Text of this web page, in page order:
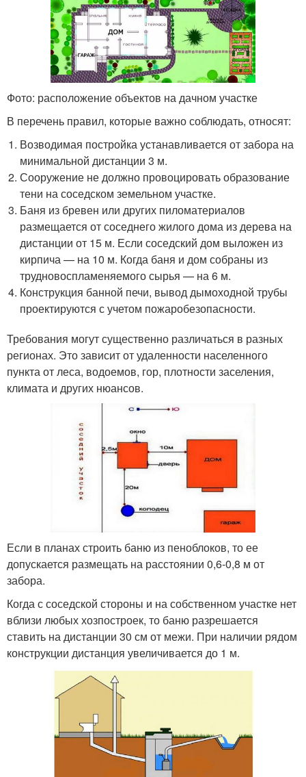
Фото: расположение объектов на дачном участке
В перечень правил, которые важно соблюдать, относят:
Возводимая постройка устанавливается от забора на
минимальной дистанции 3 м.
Сооружение не должно провоцировать образование
тени на соседском земельном участке.
Баня из бревен или других пиломатериалов
размещается от соседнего жилого дома из дерева на
дистанции от 15 м. Если соседский дом выложен из
кирпича — на 10 м. Когда баня и дом собраны из
трудновоспламеняемого сырья — на 6 м.
Конструкция банной печи, вывод дымоходной трубы
проектируются с учетом пожаробезопасности.
Требования могут существенно различаться в разных
регионах. Это зависит от удаленности населенного
пункта от леса, водоемов, гор, плотности заселения,
климата и других нюансов.
Если в планах строить баню из пеноблоков, то ее
допускается размещать на расстоянии 0,6-0,8 м от
забора.
Когда с соседской стороны и на собственном участке нет
вблизи любых хозпостроек, то баню разрешается
ставить на дистанции 30 см от межи. При наличии рядом
конструкции дистанция увеличивается до 1 м.